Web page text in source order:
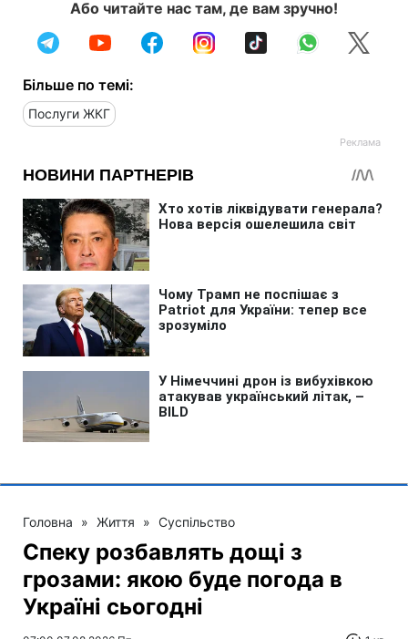
Або читайте нас там, де вам зручно!
Більше по темі:
Послуги ЖКГ
Головна » Життя » Суспільство
Спеку розбавлять дощі з
грозами: якою буде погода в
Україні сьогодні